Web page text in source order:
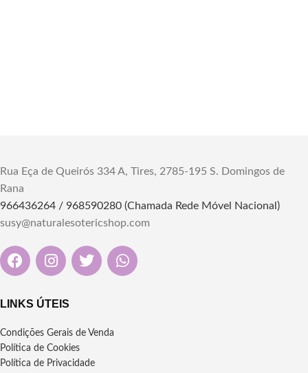
Rua Eça de Queirós 334 A, Tires, 2785-195 S. Domingos de
Rana
966436264 / 968590280 (Chamada Rede Móvel Nacional)
susy@naturalesotericshop.com
LINKS ÚTEIS
Condições Gerais de Venda
Política de Cookies
Política de Privacidade